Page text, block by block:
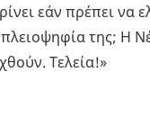
εάν πρέπει να
της; Η
Τελεία!»